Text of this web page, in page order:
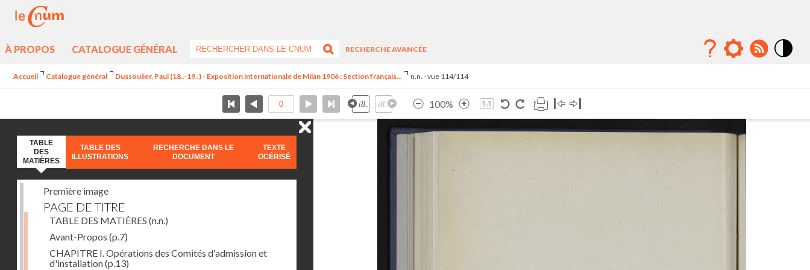
À PROPOS CATALOGUE GÉNÉRAL
RECHERCHE AVANCÉE
Accueil Catalogue général Dussoulier, Paul (18..-19..) - Exposition internationale de Milan 1906 : Section français... n.n. - vue 114/114
100%
TABLE
DES
MATIÈRES
TABLE DES
ILLUSTRATIONS
RECHERCHE DANS LE
DOCUMENT
TEXTE
OCÉRISÉ
Première image
PAGE DE TITRE
TABLE DES MATIÈRES (n.n.)
Avant-Propos (p.7)
CHAPITRE I. Opérations des Comités d'admission et
d'installation(p.13)